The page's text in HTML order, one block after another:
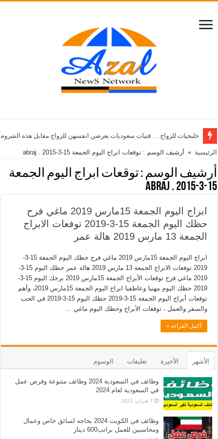
خليجيات للزواج … فتيات سعوديات يعرضن انفسهن للزواج مقابل هذه
الرئيسية » أرشيف الوسم : توقعات ابراج اليوم الجمعة 15-3-2015 . abraj
أرشيف الوسم :توقعات ابراج اليوم الجمعة
15-3-2015 . abraj
ابراج اليوم الجمعة 15مارس 2019 ماغي فرح
حظك اليوم الجمعة 15-3-2019 توفعات الابراج
الجمعة 13 مارس 2019 هالة عمر
ابراج اليوم الجمعة 15مارس 2019 ماغي فرح حظك اليوم الجمعة 15-3-
2019 توفعات الابراج الجمعة 13 مارس 2019 هالة عمر حظك اليوم 15-3-
2019 ماغي فرح توقعات الأبراج الجمعة 15مارس 2019 برجك اليوم 15-3-
2019 حظك اليوم مهنيا وعاطفيا ابراج اليوم الجمعة 15مارس 2019، وأهم
توقعات أبراج اليوم الجمعة 15-3-2019 حظك اليوم 15-3-2019 في الحب
والسفر والعمل ، توقعات الأبراج وحظك اليوم ماغي …
أكمل القراءة »
الأشهر الأخيرة تعليقات الوسوم
وظائف في السعودية 2024 وظائف متنوعة وفرص عمل
في السعودية لعام 2024
7 فبراير، 2022
وظائف في الكويت 2024 بحاجه لسائق خاص وعمال
ومحاسبين للعمل براتب600 دينار